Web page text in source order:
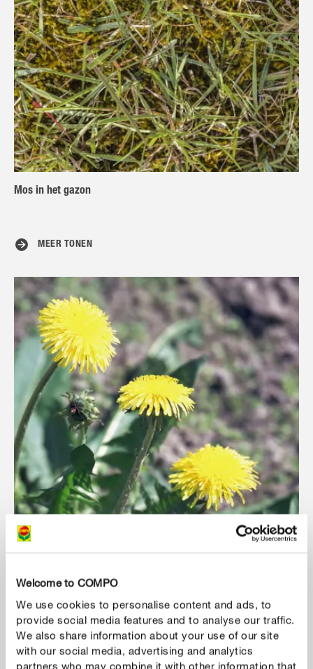
Welcome to COMPO
We use cookies to personalise content and ads, to
provide social media features and to analyse our traffic.
We also share information about your use of our site
with our social media, advertising and analytics
partners who may combine it with other information that
Mos in het gazon
MEER TONEN
Onkruid in het gazon
MEER TONEN